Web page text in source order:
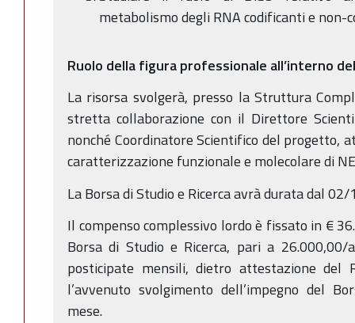
metabolismo degli RNA codificanti e
Ruolo della figura professionale all’interno
La risorsa svolgerà, presso la Struttura
stretta collaborazione con il Direttore
nonché Coordinatore Scientifico del progetto,
caratterizzazione funzionale e molecolare di
La Borsa di Studio e Ricerca avrà durata dal
Il compenso complessivo lordo è fissato in €
Borsa di Studio e Ricerca, pari a
posticipate mensili, dietro attestazione del
l’avvenuto svolgimento dell’impegno del
mese.